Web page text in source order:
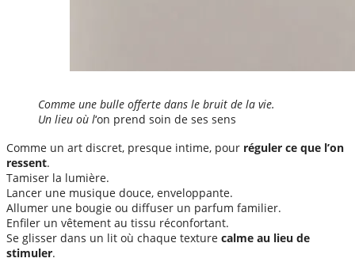
Comme une bulle offerte dans le bruit de la vie.
Un lieu où l‘on prend soin de ses sens
Comme un art discret, presque intime, pour réguler ce que l’on
ressent.
Tamiser la lumière.
Lancer une musique douce, enveloppante.
Allumer une bougie ou diffuser un parfum familier.
Enfiler un vêtement au tissu réconfortant.
Se glisser dans un lit où chaque texture calme au lieu de
stimuler.